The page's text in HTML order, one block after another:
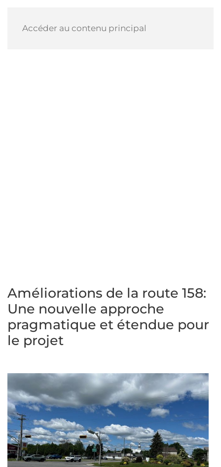
Accéder au contenu principal
Améliorations de la route 158:
Une nouvelle approche
pragmatique et étendue pour
le projet